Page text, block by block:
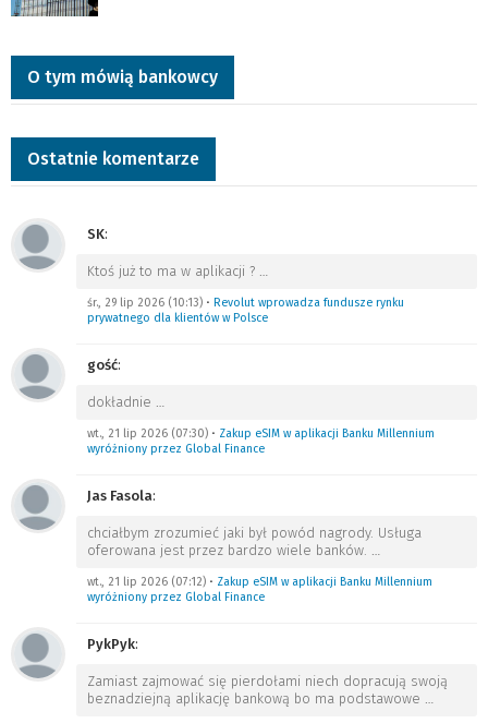
O tym mówią bankowcy
Ostatnie komentarze
SK:
Ktoś już to ma w aplikacji ? …
śr., 29 lip 2026 (10:13) • Revolut wprowadza fundusze rynku
prywatnego dla klientów w Polsce
gość:
dokładnie …
wt., 21 lip 2026 (07:30) • Zakup eSIM w aplikacji Banku Millennium
wyróżniony przez Global Finance
Jas Fasola:
chciałbym zrozumieć jaki był powód nagrody. Usługa
oferowana jest przez bardzo wiele banków. …
wt., 21 lip 2026 (07:12) • Zakup eSIM w aplikacji Banku Millennium
wyróżniony przez Global Finance
PykPyk:
Zamiast zajmować się pierdołami niech dopracują swoją
beznadziejną aplikację bankową bo ma podstawowe …